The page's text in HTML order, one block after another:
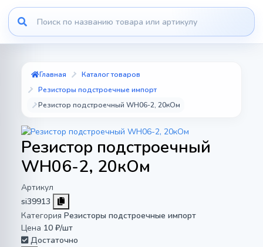
Главная
Каталог товаров
Резисторы подстроечные импорт
Резистор подстроечный WH06-2, 20кОм
Резистор подстроечный
WH06-2, 20кОм
Артикул
si39913
Категория Резисторы подстроечные импорт
Цена 10 ₽/шт
Достаточно